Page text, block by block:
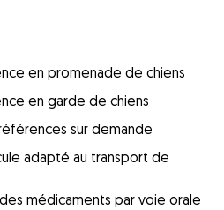
en promenade de chiens
en garde de chiens
sur demande
adapté au transport de
médicaments par voie orale